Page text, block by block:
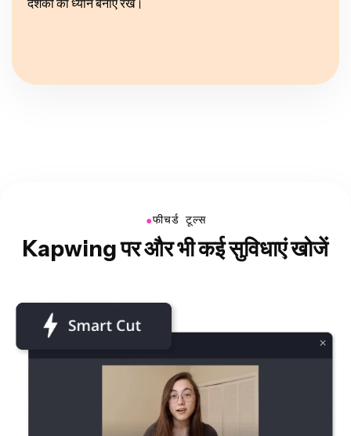
●फीचर्ड टूल्स
Kapwing पर और भी कई सुविधाएं खोजें